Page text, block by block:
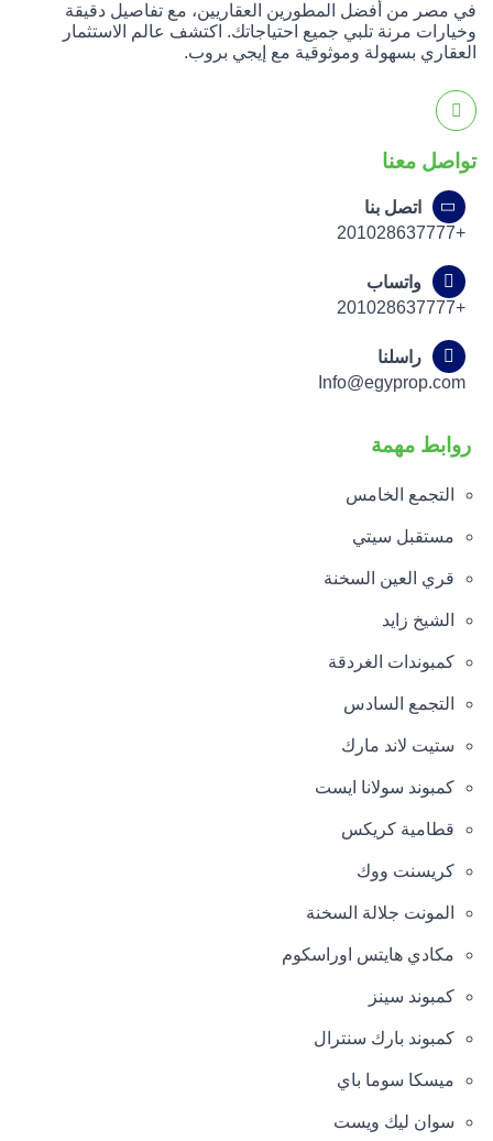
في مصر من أفضل المطورين العقاريين، مع تفاصيل دقيقة
وخيارات مرنة تلبي جميع احتياجاتك. اكتشف عالم الاستثمار
العقاري بسهولة وموثوقية مع إيجي بروب.
تواصل معنا
اتصل بنا
+201028637777
واتساب
+201028637777
راسلنا
Info@egyprop.com
روابط مهمة
التجمع الخامس
مستقبل سيتي
قري العين السخنة
الشيخ زايد
كمبوندات الغردقة
التجمع السادس
ستيت لاند مارك
كمبوند سولانا ايست
قطامية كريكس
كريسنت ووك
المونت جلالة السخنة
مكادي هايتس اوراسكوم
كمبوند سينز
كمبوند بارك سنترال
ميسكا سوما باي
سوان ليك ويست